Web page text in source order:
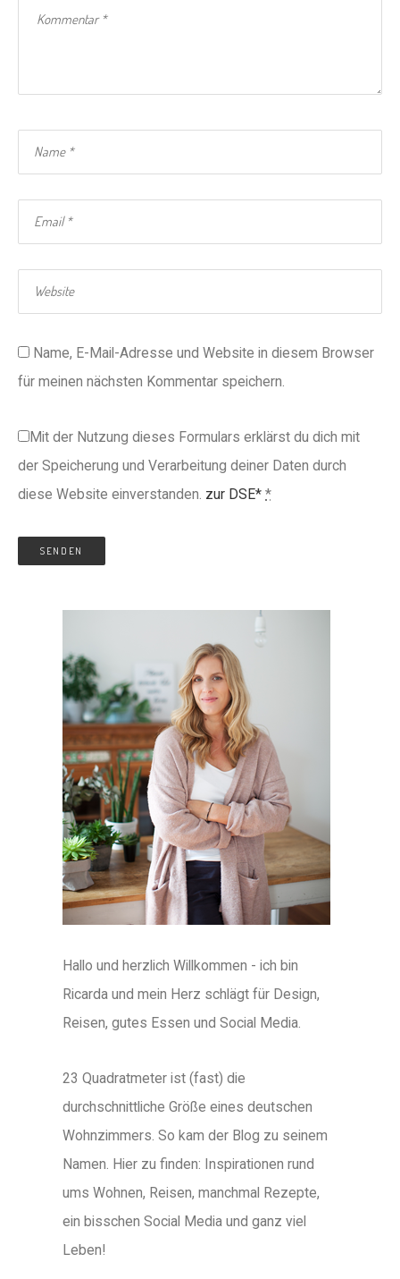
Name, E-Mail-Adresse und Website in diesem Browser
für meinen nächsten Kommentar speichern.
Mit der Nutzung dieses Formulars erklärst du dich mit
der Speicherung und Verarbeitung deiner Daten durch
diese Website einverstanden. zur DSE* *
Hallo und herzlich Willkommen - ich bin
Ricarda und mein Herz schlägt für Design,
Reisen, gutes Essen und Social Media.
23 Quadratmeter ist (fast) die
durchschnittliche Größe eines deutschen
Wohnzimmers. So kam der Blog zu seinem
Namen. Hier zu finden: Inspirationen rund
ums Wohnen, Reisen, manchmal Rezepte,
ein bisschen Social Media und ganz viel
Leben!